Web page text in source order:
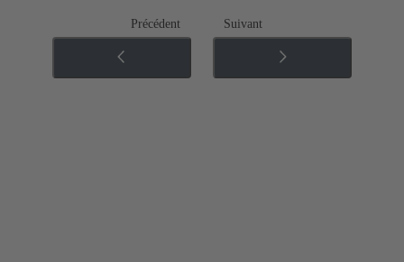
Précédent Suivant